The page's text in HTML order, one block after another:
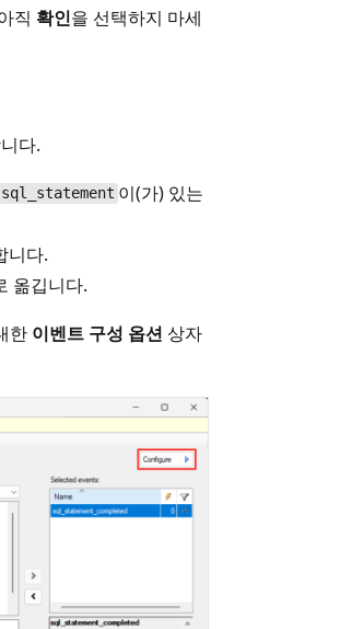
직 확인을 선택하지 마세
다.
sql_statement 이(가) 있는
니다.
옮깁니다.
한 이벤트 구성 옵션 상자